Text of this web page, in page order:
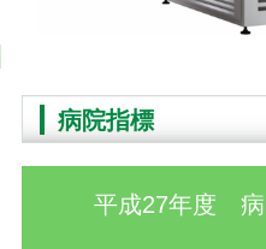
病院指標
平成27年度 病